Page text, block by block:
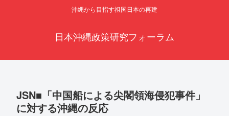
沖縄から目指す祖国日本の再建
日本沖縄政策研究フォーラム
JSN■「中国船による尖閣領海侵犯事件」
に対する沖縄の反応